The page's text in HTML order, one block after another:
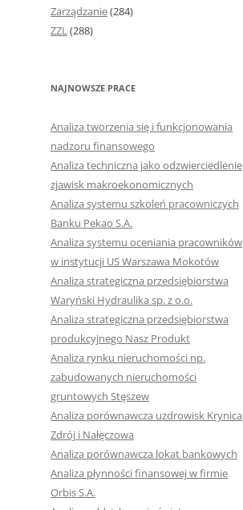
TABELE, RYSUNKI ORAZ WYKRESY
KSIĄŻKI, KTÓRE POMOGĄ CI
NAPISAĆ PRACĘ DYPLOMOWĄ
JAK PRZYGOTOWAĆ SIĘ DO
USTNEGO EGZAMINU
DYPLOMOWEGO?
HIPOTEZY W PRACACH
DYPLOMOWYCH
JAK PRZYGOTOWAĆ SIĘ DO
OBRONY PRACY DYPLOMOWEJ
Zarządzanie(284)
ZZL(288)
NAJNOWSZE PRACE
Analiza tworzenia się i funkcjonowania
nadzoru finansowego
Analiza techniczna jako odzwierciedlenie
zjawisk makroekonomicznych
Analiza systemu szkoleń pracowniczych
Banku Pekao S.A.
Analiza systemu oceniania pracowników
w instytucji US Warszawa Mokotów
Analiza strategiczna przedsiębiorstwa
Waryński Hydraulika sp. z o.o.
Analiza strategiczna przedsiębiorstwa
produkcyjnego Nasz Produkt
Analiza rynku nieruchomości np.
zabudowanych nieruchomości
gruntowych Stęszew
Analiza porównawcza uzdrowisk Krynica
Zdrój i Nałęczowa
Analiza porównawcza lokat bankowych
Analiza płynności finansowej w firmie
Orbis S.A.